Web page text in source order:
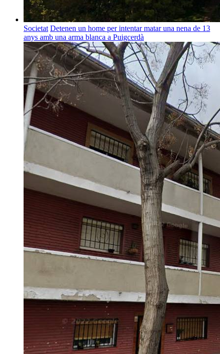
Societat Detenen un home per intentar matar una nena de 13
anys amb una arma blanca a Puigcerdà